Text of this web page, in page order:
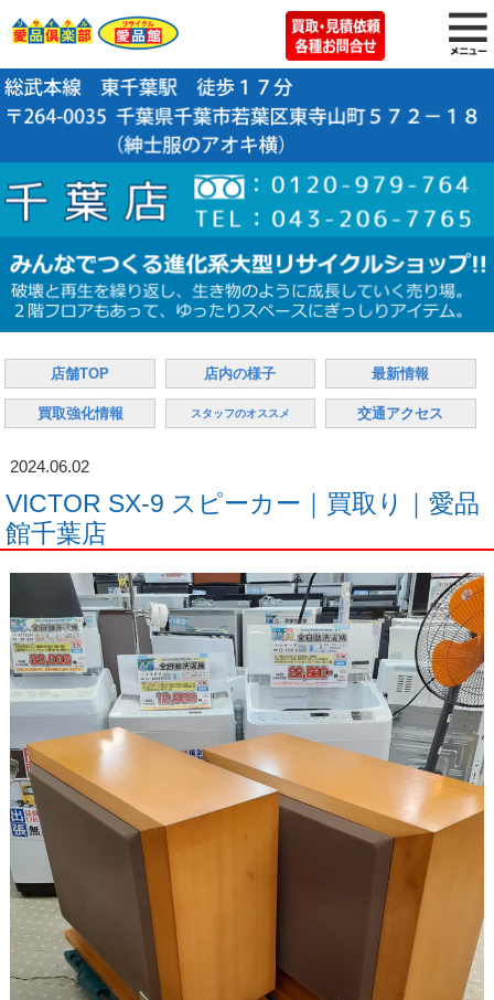
店舗TOP 店内の様子 最新情報
買取強化情報 スタッフのオススメ 交通アクセス
2024.06.02
VICTOR SX-9 スピーカー｜買取り｜愛品
館千葉店